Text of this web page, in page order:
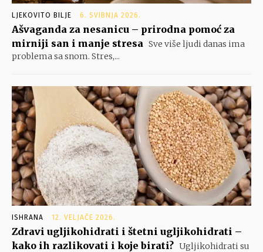
LJEKOVITO BILJE 6. SVIBNJA 2026.
Ašvaganda za nesanicu – prirodna pomoć za
mirniji san i manje stresa Sve više ljudi danas ima
problema sa snom. Stres,...
ISHRANA 12. VELJAČE 2026.
Zdravi ugljikohidrati i štetni ugljikohidrati –
kako ih razlikovati i koje birati? Ugljikohidrati su